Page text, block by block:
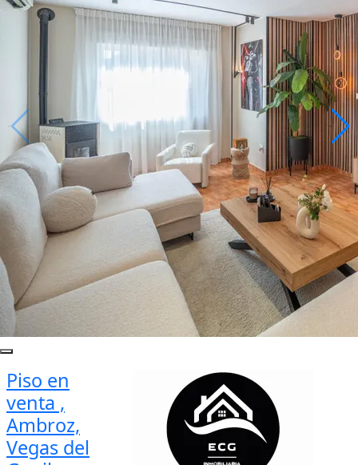
Piso en
venta ,
Ambroz,
Vegas del